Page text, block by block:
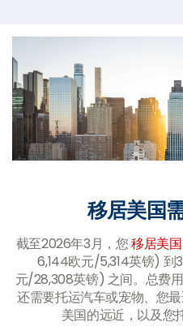
移居美国
截至2026年3月，您移居美国
6,144欧元/5,314英镑) 到
元/28,308英镑) 之间。总费
还需要托运汽车或宠物、您
美国的远近，以及您